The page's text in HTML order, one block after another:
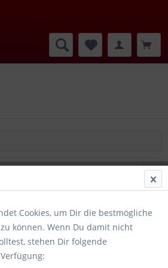
Merken
Cookies, um Dir die bestmögliche
können. Wenn Du damit nicht
stehen Dir folgende